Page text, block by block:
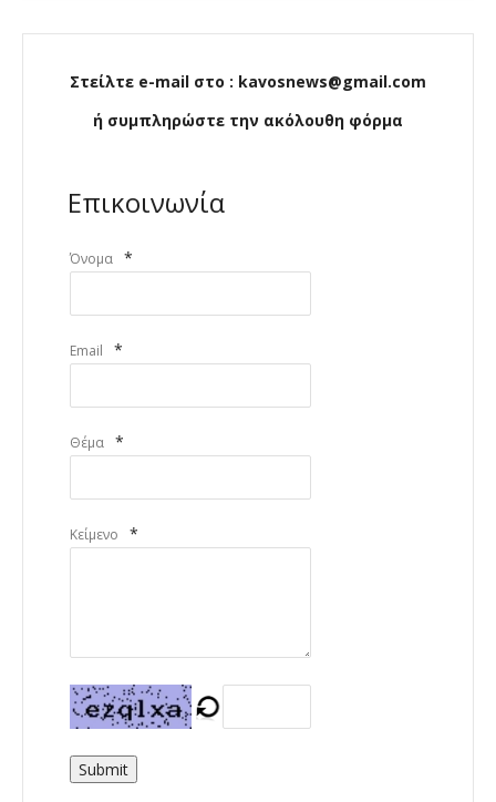
Στείλτε e-mail στο : kavosnews@gmail.com
ή συμπληρώστε την ακόλουθη φόρμα
Επικοινωνία
Όνομα *
Email *
Θέμα *
Κείμενο *
Submit